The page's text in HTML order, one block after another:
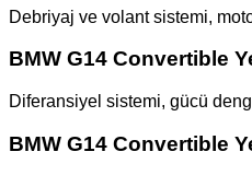
Debriyaj ve volant sistemi,
BMW G14 Convertible
Diferansiyel sistemi, gücü
BMW G14 Convertible